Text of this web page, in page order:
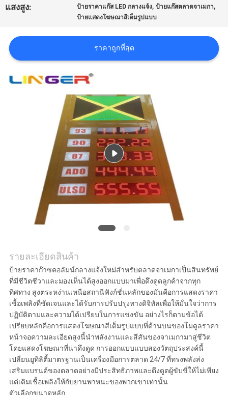
ใบ
เสนอ
PRIVACY
POLICY
แสงสูง: ป้ายราคาแก๊ส LED กลางแจ้ง,ป้ายแก๊สตลาดจาเมกา,
ป้ายแสดงโฆษณาสีเต็มรูปแบบ
ราคาถูกที่สุด
รายละเอียดสินค้า
ป้ายราคาก๊าซคอลัมน์กลางแจ้งใหม่สำหรับตลาดจาเมกาเป็นสินทรัพย์
ที่มีชีวิตชีวาและมองเห็นได้สูงออกแบบมาเพื่อดึงดูดลูกค้าจากทุก
ทิศทาง สูงตระหง่านเหนือสถานีฟังก์ชั่นหลักของมันคือการแสดงราคา
เชื้อเพลิงที่ชัดเจนและได้รับการปรับปรุงทางดิจิทัลเพื่อให้มั่นใจว่าการ
ปฏิบัติตามและความได้เปรียบในการแข่งขัน อย่างไรก็ตามข้อได้
เปรียบหลักคือการแสดงโฆษณาสีเต็มรูปแบบที่ด้านบนของโมดูลราคา
หน้าจอความละเอียดสูงนี้นำพลังงานและสีสันของจาเมกามาสู่ชีวิต
โดยแสดงโฆษณาที่น่าดึงดูด การออกแบบแบบสองวัตถุประสงค์นี้
เปลี่ยนยูทิลิตี้มาตรฐานเป็นเครื่องมือการตลาด 24/7 ที่ทรงพลังส่ง
เสริมแบรนด์ของตลาดอย่างมีประสิทธิภาพและดึงดูดผู้ขับขี่ให้ไม่เพียง
แต่เติมเชื้อเพลิงให้กับยานพาหนะของพวกเขาเท่านั้น
ตัวเลือกขนาดหลัก